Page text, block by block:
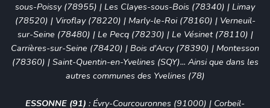
sous-Poissy (78955) | Les Clayes-sous-Bois (78340) | Limay
(78520) | Viroflay (78220) | Marly-le-Roi (78160) | Verneuil-
sur-Seine (78480) | Le Pecq (78230) | Le Vésinet (78110) |
Carrières-sur-Seine (78420) | Bois d'Arcy (78390) | Montesson
(78360) | Saint-Quentin-en-Yvelines (SQY)... Ainsi que dans les
autres communes des Yvelines (78)
ESSONNE (91) : Évry-Courcouronnes (91000) | Corbeil-